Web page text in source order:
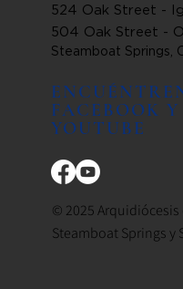
524 Oak Street -
504 Oak Street -
Steamboat Springs,
FACEBOOK Y
YOUTUBE
© 2025 Arquidiócesis
Steamboat Springs y